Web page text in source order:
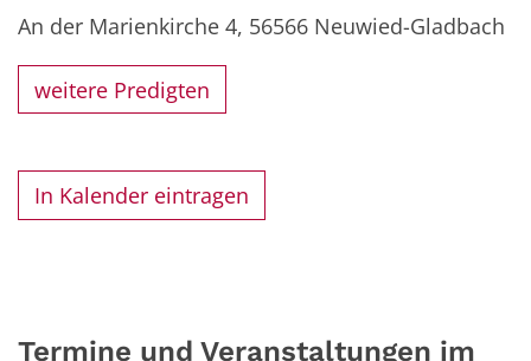
An der Marienkirche 4, 56566 Neuwied-Gladbach
weitere Predigten
In Kalender eintragen
Termine und Veranstaltungen im